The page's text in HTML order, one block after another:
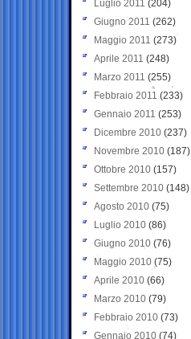
Luglio 2011 (204)
Giugno 2011 (262)
Maggio 2011 (273)
Aprile 2011 (248)
Marzo 2011 (255)
Febbraio 2011 (233)
Gennaio 2011 (253)
Dicembre 2010 (237)
Novembre 2010 (187)
Ottobre 2010 (157)
Settembre 2010 (148)
Agosto 2010 (75)
Luglio 2010 (86)
Giugno 2010 (76)
Maggio 2010 (75)
Aprile 2010 (66)
Marzo 2010 (79)
Febbraio 2010 (73)
Gennaio 2010 (74)